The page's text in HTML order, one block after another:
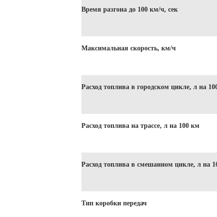
Время разгона до 100 км/ч, сек
Максимальная скорость, км/ч
Расход топлива в городском цикле, л на
Расход топлива на трассе, л на 100 км
Расход топлива в смешанном цикле, л на
Тип коробки передач